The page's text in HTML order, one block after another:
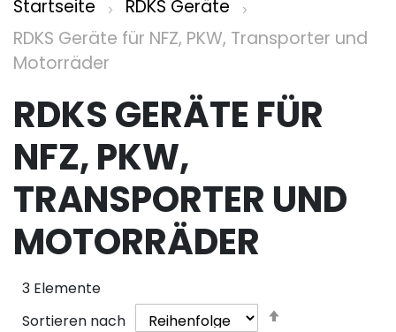
Startseite
RDKS Geräte
RDKS Geräte für NFZ, PKW, Transporter und
Motorräder
RDKS GERÄTE FÜR
NFZ, PKW,
TRANSPORTER UND
MOTORRÄDER
3 Elemente
Sortieren nach